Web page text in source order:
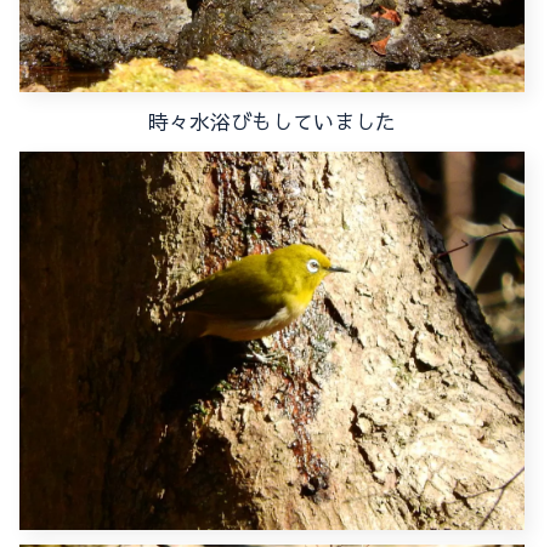
時々水浴びもしていました